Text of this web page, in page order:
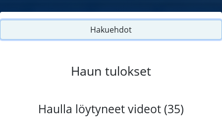
Hakuehdot
Haun tulokset
Haulla löytyneet videot (35)